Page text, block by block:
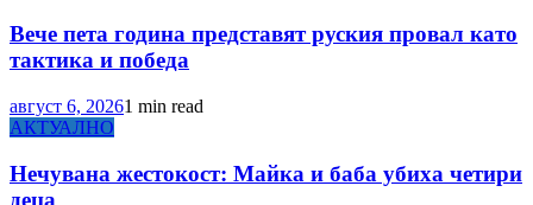
Вече пета година представят руския провал като
тактика и победа
август 6, 20261 min read
АКТУАЛНО
Нечувана жестокост: Майка и баба убиха четири
деца